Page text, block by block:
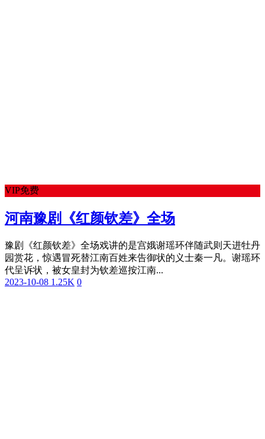
VIP免费
河南豫剧《红颜钦差》全场
豫剧《红颜钦差》全场戏讲的是宫娥谢瑶环伴随武则天进牡丹
园赏花，惊遇冒死替江南百姓来告御状的义士秦一凡。谢瑶环
代呈诉状，被女皇封为钦差巡按江南...
2023-10-08 1.25K 0